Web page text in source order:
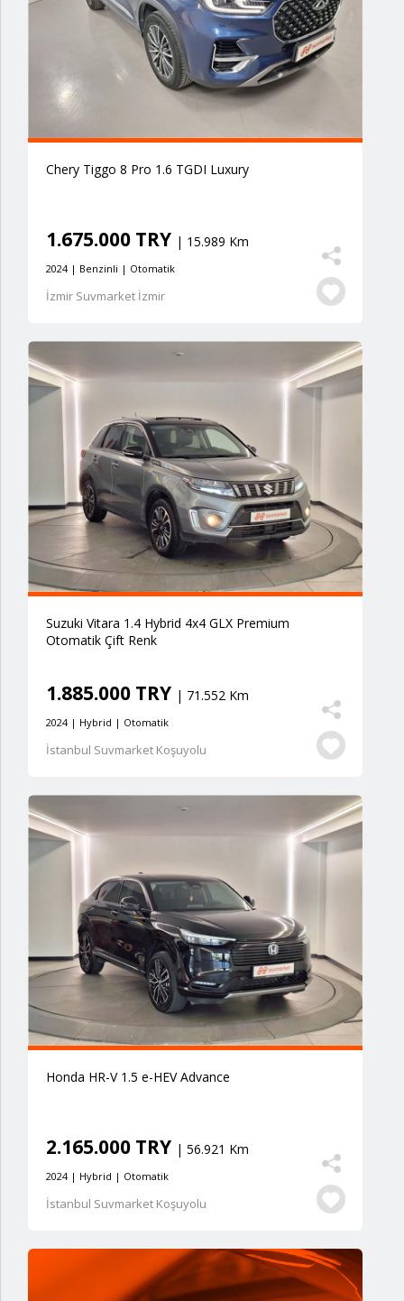
Chery Tiggo 8 Pro 1.6 TGDI Luxury
1.675.000 TRY | 15.989 Km
2024 | Benzinli | Otomatik
İzmir Suvmarket İzmir
Suzuki Vitara 1.4 Hybrid 4x4 GLX Premium
Otomatik Çift Renk
1.885.000 TRY | 71.552 Km
2024 | Hybrid | Otomatik
İstanbul Suvmarket Koşuyolu
Honda HR-V 1.5 e-HEV Advance
2.165.000 TRY | 56.921 Km
2024 | Hybrid | Otomatik
İstanbul Suvmarket Koşuyolu